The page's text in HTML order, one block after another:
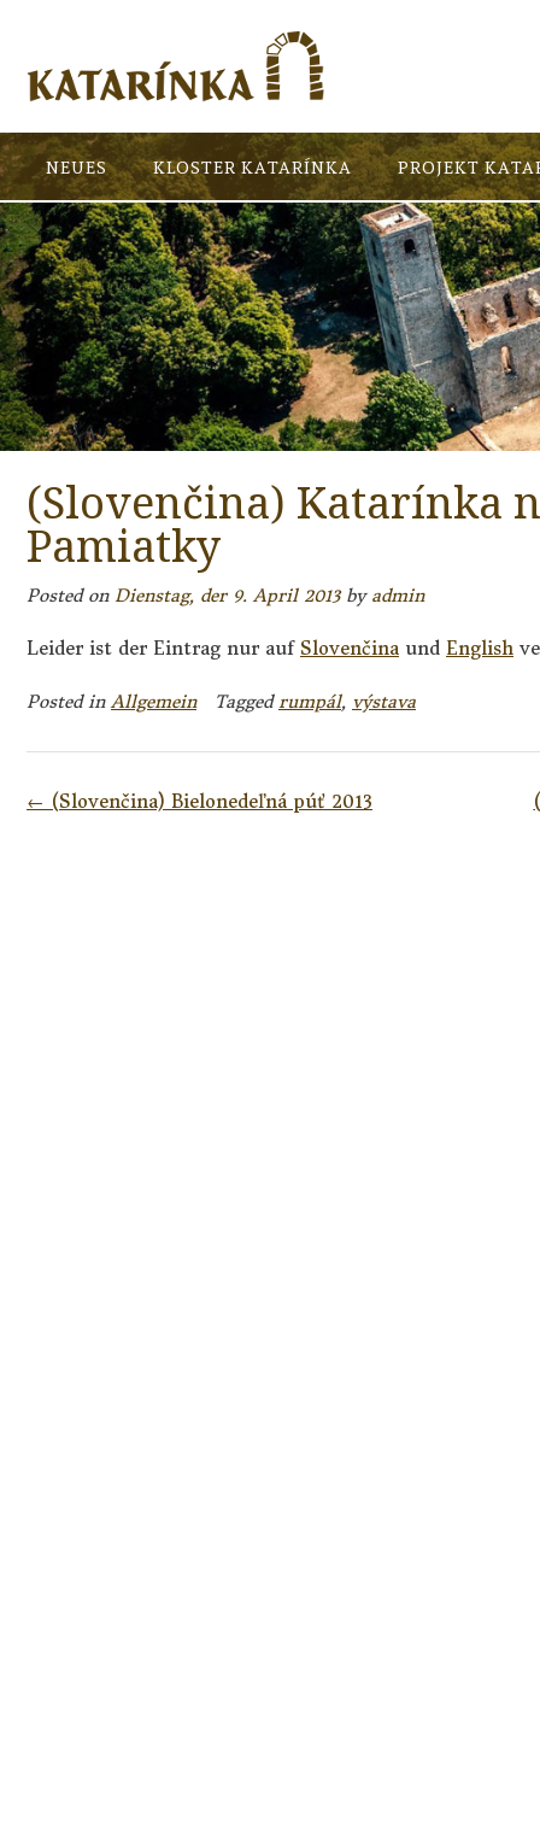
NEUES KLOSTER KATARÍNKA PROJEKT
(Slovenčina) Katarínka
Pamiatky
Posted on Dienstag, der 9. April 2013by admin
Leider ist der Eintrag nur auf Slovenčina und English
Posted inAllgemein Taggedrumpál, výstava
Post
← (Slovenčina) Bielonedeľná púť 2013